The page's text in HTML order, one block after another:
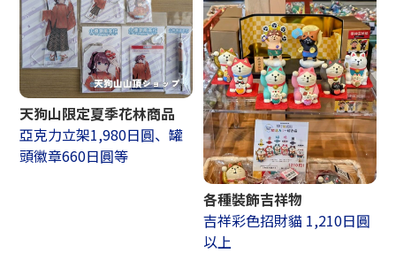
天狗山限定夏季花林商品
亞克力立架1,980日圓、罐
頭徽章660日圓等
各種裝飾吉祥物
吉祥彩色招財貓 1,210日圓
以上